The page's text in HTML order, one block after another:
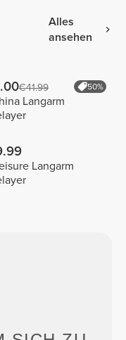
Alles
ansehen
€41.99 50%
Langarm
Langarm